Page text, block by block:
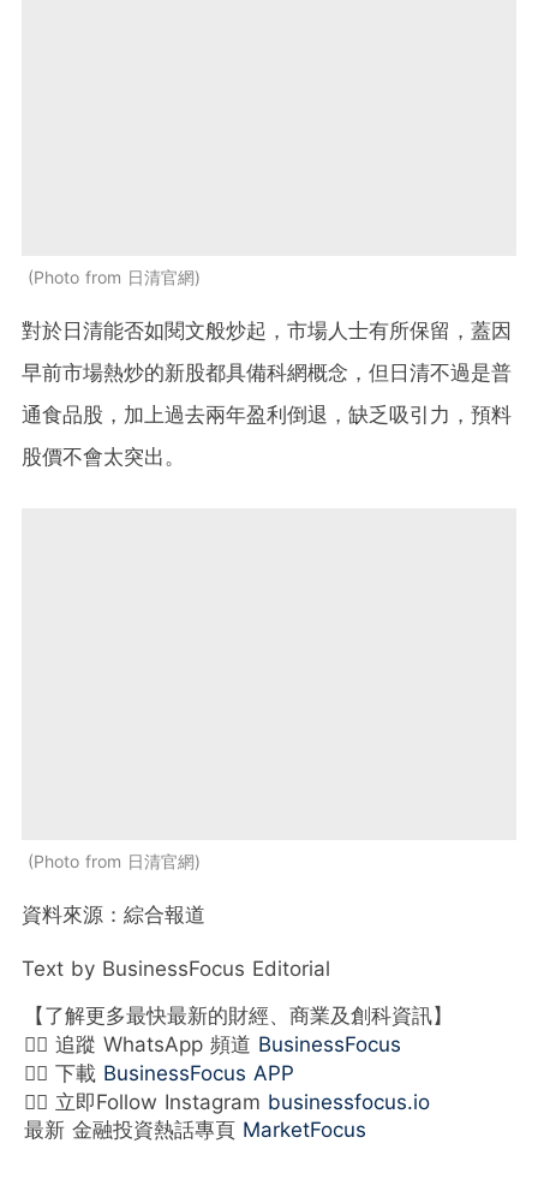
Photo from 日清官網
對於日清能否如閱文般炒起，市場人士有所保留，蓋因
早前市場熱炒的新股都具備科網概念，但日清不過是普
通食品股，加上過去兩年盈利倒退，缺乏吸引力，預料
股價不會太突出。
Photo from 日清官網
資料來源：綜合報道
Text by BusinessFocus Editorial
【了解更多最快最新的財經、商業及創科資訊】
👉🏻 追蹤 WhatsApp 頻道 BusinessFocus
👉🏻 下載 BusinessFocus APP
👉🏻 立即Follow Instagram businessfocus.io
最新 金融投資熱話專頁 MarketFocus